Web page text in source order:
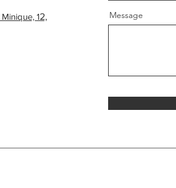
Minique, 12,
Message